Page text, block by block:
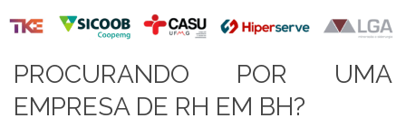
PROCURANDO POR UMA
EMPRESA DE RH EM BH?